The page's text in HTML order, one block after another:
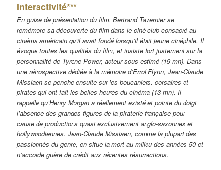
Interactivité***
En guise de présentation du film, Bertrand Tavernier se
remémore sa découverte du film dans le ciné-club consacré au
cinéma américain qu’il avait fondé lorsqu’il était jeune cinéphile. Il
évoque toutes les qualités du film, et insiste fort justement sur la
personnalité de Tyrone Power, acteur sous-estimé (19 mn). Dans
une rétrospective dédiée à la mémoire d’Errol Flynn, Jean-Claude
Missiaen se penche ensuite sur les boucaniers, corsaires et
pirates qui ont fait les belles heures du cinéma (13 mn). Il
rappelle qu’Henry Morgan a réellement existé et pointe du doigt
l’absence des grandes figures de la piraterie française pour
cause de productions quasi exclusivement anglo-saxonnes et
hollywoodiennes. Jean-Claude Missiaen, comme la plupart des
passionnés du genre, en situe la mort au milieu des années 50 et
n’accorde guère de crédit aux récentes résurrections.